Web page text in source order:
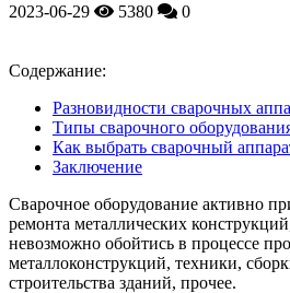
2023-06-29 5380 0
Содержание:
Разновидности сварочных
Типы сварочного
Как выбрать сварочный
Заключение
Сварочное оборудование активно
ремонта металлических
невозможно обойтись в процессе
металлоконструкций, техники,
строительства зданий, прочее.